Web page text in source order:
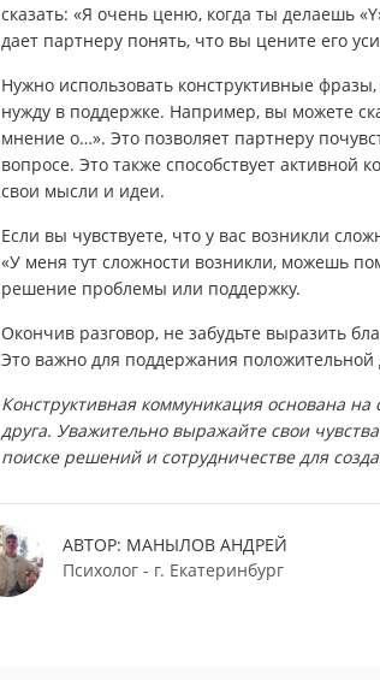
сказать: «Я очень ценю, когда ты делаешь
дает партнеру понять, что вы цените его
Нужно использовать конструктивные
нужду в поддержке. Например, вы можете
мнение о…». Это позволяет партнеру
вопросе. Это также способствует
свои мысли и идеи.
Если вы чувствуете, что у вас возникли
«У меня тут сложности возникли, можешь
решение проблемы или поддержку.
Окончив разговор, не забудьте выразить
Это важно для поддержания
Конструктивная коммуникация основана
друга. Уважительно выражайте свои
поиске решений и сотрудничестве для
АВТОР: МАНЫЛОВ АНДРЕЙ
Психолог - г. Екатеринбург